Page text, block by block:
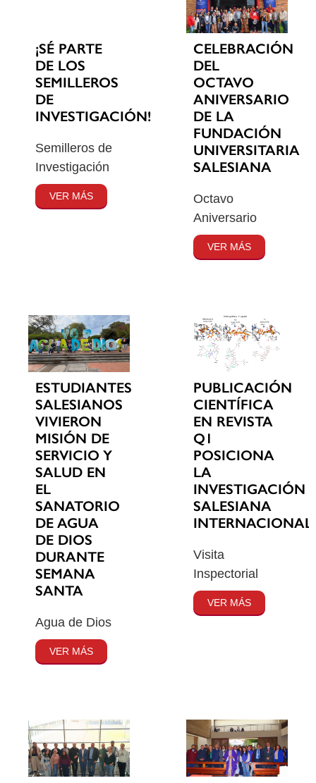
¡SÉ PARTE
DE LOS
SEMILLEROS
DE
INVESTIGACIÓN!
Semilleros de
Investigación
VER MÁS
CELEBRACIÓN
DEL
OCTAVO
ANIVERSARIO
DE LA
FUNDACIÓN
UNIVERSITARIA
SALESIANA
Octavo
Aniversario
VER MÁS
ESTUDIANTES
SALESIANOS
VIVIERON
MISIÓN DE
SERVICIO Y
SALUD EN
EL
SANATORIO
DE AGUA
DE DIOS
DURANTE
SEMANA
SANTA
Agua de Dios
VER MÁS
PUBLICACIÓN
CIENTÍFICA
EN REVISTA
Q1
POSICIONA
LA
INVESTIGACIÓN
SALESIANA
Visita
Inspectorial
VER MÁS